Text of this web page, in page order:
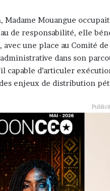
Madame Mouangue
de responsabilité, elle
une place au Comité
dans son
capable d’articuler
enjeux de distribution